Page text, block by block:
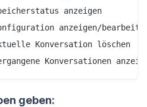
anzeigen
anzeigen/
Konversation löschen
Konversationen
geben: